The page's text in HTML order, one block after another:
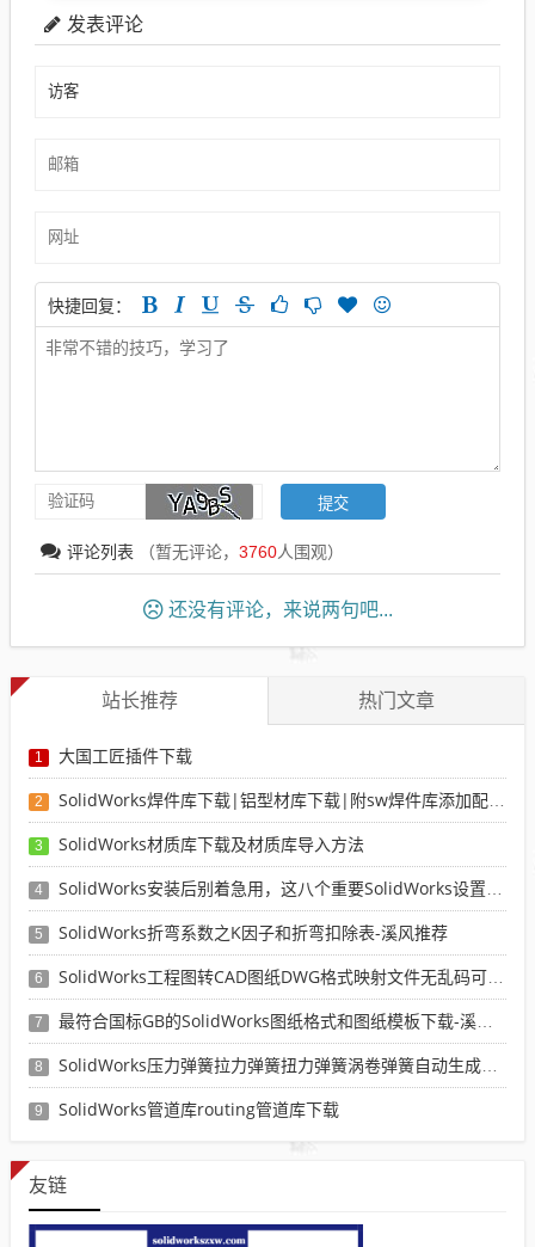
发表评论
快捷回复：
评论列表 （暂无评论， 3760人围观）
还没有评论，来说两句吧...
站长推荐 热门文章
1 大国工匠插件下载
2 SolidWorks焊件库下载|铝型材库下载|附sw焊件库添加配置使用教程
3 SolidWorks材质库下载及材质库导入方法
4 SolidWorks安装后别着急用，这八个重要SolidWorks设置可以提高你的画图效率
5 SolidWorks折弯系数之K因子和折弯扣除表-溪风推荐
6 SolidWorks工程图转CAD图纸DWG格式映射文件无乱码可分层-溪风亲测推荐
7 最符合国标GB的SolidWorks图纸格式和图纸模板下载-溪风专用版
8 SolidWorks压力弹簧拉力弹簧扭力弹簧涡卷弹簧自动生成宏程序下载
9 SolidWorks管道库routing管道库下载
友链